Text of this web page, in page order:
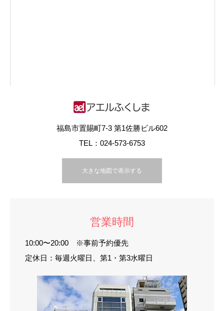
福島市置賜町7-3 第1佐勝ビル602
TEL：024-573-6753
大きな地図で表示する
営業時間
10:00〜20:00 ※事前予約優先
定休日：毎週火曜日、第1・第3水曜日